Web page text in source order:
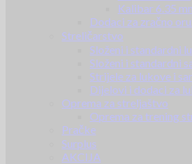
Kalibar 6.35
Dodaci za zračno
Streličarstvo
Složeni i standardni
Složeni i standardni
Strijele za lukove i
Dijelovi i dodaci za
Oprema za streljaštvo
Oprema za trening
Pračke
Surplus
AKCIJA